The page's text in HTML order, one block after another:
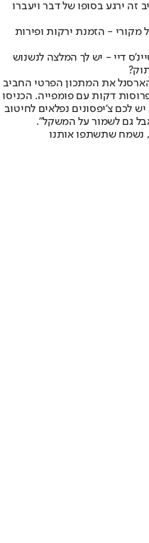
זה ירגע בסופו של דבר ויעברו
מקורי - הזמנת ירקות ופירות
דיי - יש לך המלצה לנשנוש
את המתכון הפרטי החביב
דקות עם פומפייה. הכניסו
לכם צ'יפסונים נפלאים לחיטוב
גם לשמור על המשקל".
נשמח שתשתפו אותנו